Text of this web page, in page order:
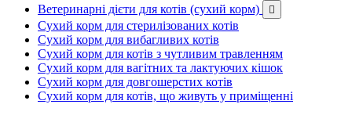
Ветеринарні дієти для котів (сухий корм)

Сухий корм для стерилізованих котів
Сухий корм для вибагливих котів
Сухий корм для котів з чутливим травленням
Сухий корм для вагітних та лактуючих кішок
Сухий корм для довгошерстих котів
Сухий корм для котів, що живуть у приміщенні